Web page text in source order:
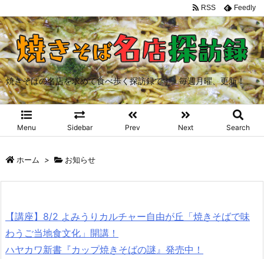
焼きそばの名店を求めて食べ歩く探訪録です。毎週月曜、更新！
Menu Sidebar Prev Next Search
RSS Feedly
ホーム > お知らせ
【講座】8/2 よみうりカルチャー自由が丘「焼きそばで味
わうご当地食文化」開講！
ハヤカワ新書『カップ焼きそばの謎』発売中！